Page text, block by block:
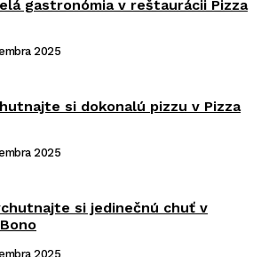
gastronómia v reštaurácii Pizza
2025
si dokonalú pizzu v Pizza
2025
si jedinečnú chuť v
2025